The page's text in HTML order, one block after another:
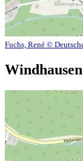
Fuchs, René ©
Windhausen